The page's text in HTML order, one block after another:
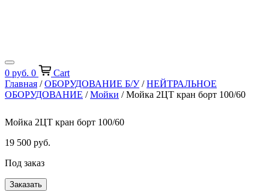
0 руб. 0
Cart
Главная /ОБОРУДОВАНИЕ Б/У/НЕЙТРАЛЬНОЕ
ОБОРУДОВАНИЕ /Мойки / Мойка 2ЦТ кран борт 100/60
Мойка 2ЦТ кран борт 100/60
19 500 руб.
Под заказ
Заказать